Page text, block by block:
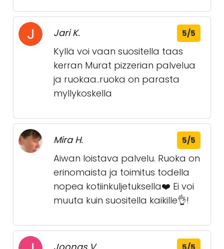
Jari K. 5/5
Kyllä voi vaan suositella taas
kerran Murat pizzerian palvelua
ja ruokaa..ruoka on parasta
myllykoskella
Mira H. 5/5
Aiwan loistava palvelu. Ruoka on
erinomaista ja toimitus todella
nopea kotiinkuljetuksella❤️ Ei voi
muuta kuin suositella kaikille👌!